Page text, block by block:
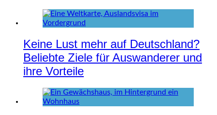
Keine Lust mehr auf Deutschland?
Beliebte Ziele für Auswanderer und
ihre Vorteile